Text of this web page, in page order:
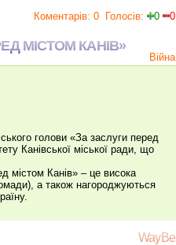
Коментарів: 0 Голосів: 0 0
МІСТОМ КАНІВ»
Війна
голови «За заслуги перед
Канівської міської ради, що
містом Канів» – це висока
а також нагороджуються
WayBe